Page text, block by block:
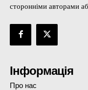
сторонніми авторами
Інформація
Про нас